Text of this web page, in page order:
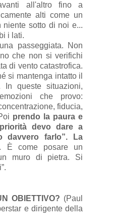
all'altro fino a
alti come un
sotto di noi e...
i lati.
passeggiata. Non
che non si verifichi
di vento catastrofica.
si mantenga intatto il
In queste situazioni,
che provo:
fiducia,
prendo la paura e
devo dare a
davvero farlo”. La
. È come posare un
muro di pietra. Si
OBIETTIVO? (Paul
e dirigente della